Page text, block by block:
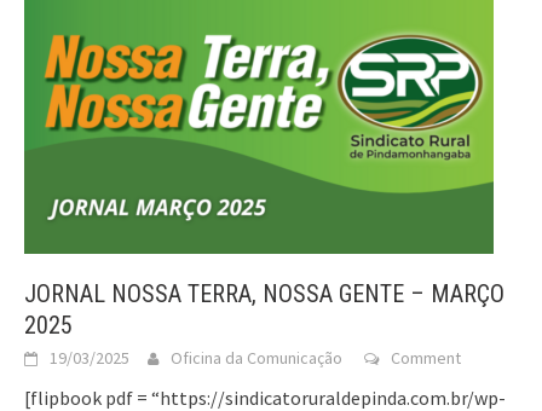
JORNAL NOSSA TERRA, NOSSA GENTE – MARÇO
2025
19/03/2025 Oficina da Comunicação Comment
[flipbook pdf = “https://sindicatoruraldepinda.com.br/wp-